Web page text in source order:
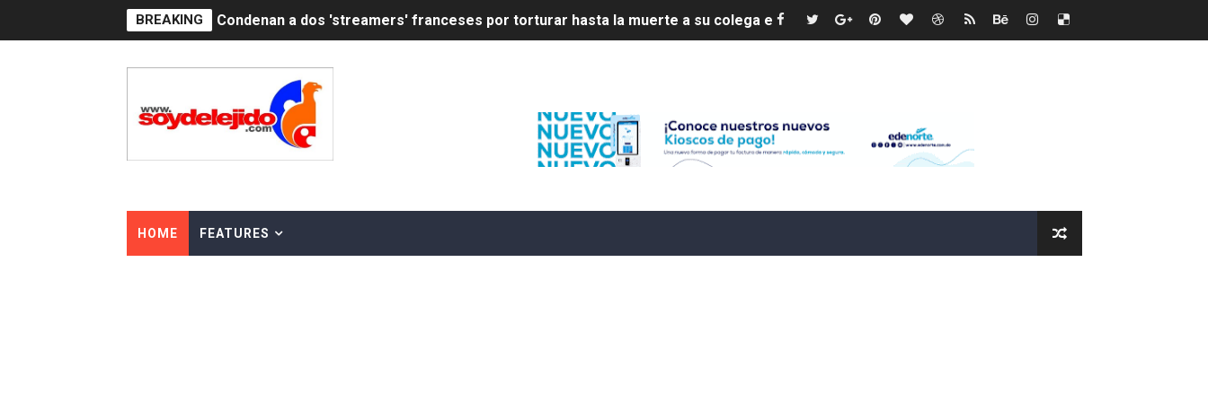
BREAKING Nuevo Código Penal: hasta 20 años de cárcel por robo de celulares
Tasa del dólar jueves 06 de agosto de 2026
Indomet pronostica temperaturas de hasta 35 °C para este miércoles
HOME FEATURES